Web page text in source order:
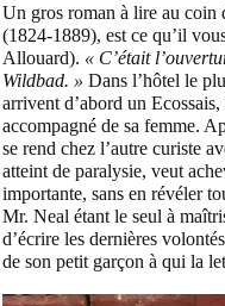
Un gros roman à lire au coin
(1824-1889), est ce qu’il
Allouard). « C’était
Wildbad. » Dans l’hôtel le
arrivent d’abord un
accompagné de sa femme.
se rend chez l’autre curiste
atteint de paralysie, veut
importante, sans en révéler
Mr. Neal étant le seul à
d’écrire les dernières
de son petit garçon à qui la